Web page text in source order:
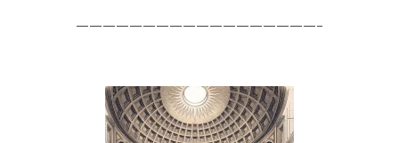
——————————————————–